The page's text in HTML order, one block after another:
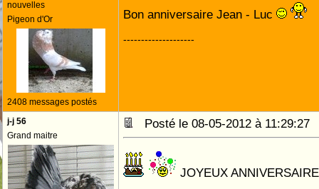
nouvelles
Pigeon d'Or
2408 messages postés
Bon anniversaire Jean - Luc
--------------------
j-j 56
Grand maitre
Posté le 08-05-2012 à
JOYEUX